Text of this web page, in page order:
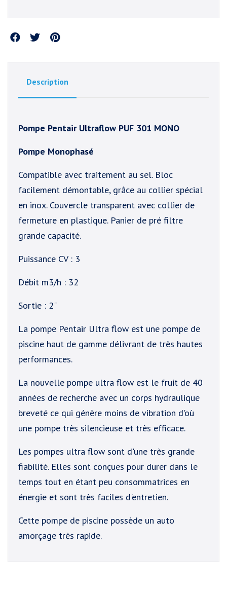
Partager
Description
Pompe Pentair Ultraflow PUF 301 MONO
Pompe Monophasé
Compatible avec traitement au sel. Bloc
facilement démontable, grâce au collier spécial
en inox. Couvercle transparent avec collier de
fermeture en plastique. Panier de pré filtre
grande capacité.
Puissance CV : 3
Débit m3/h : 32
Sortie : 2"
La pompe Pentair Ultra flow est une pompe de
piscine haut de gamme délivrant de très hautes
performances.
La nouvelle pompe ultra flow est le fruit de 40
années de recherche avec un corps hydraulique
breveté ce qui génère moins de vibration d'où
une pompe très silencieuse et très efficace.
Les pompes ultra flow sont d'une très grande
fiabilité. Elles sont conçues pour durer dans le
temps tout en étant peu consommatrices en
énergie et sont très faciles d'entretien.
Cette pompe de piscine possède un auto
amorçage très rapide.